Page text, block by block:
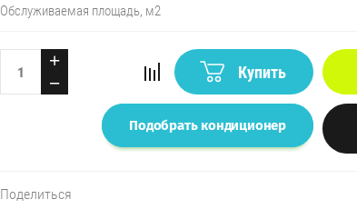
Обслуживаемая площадь, м2
+
−
Купить
Подобрать кондиционер
Поделиться